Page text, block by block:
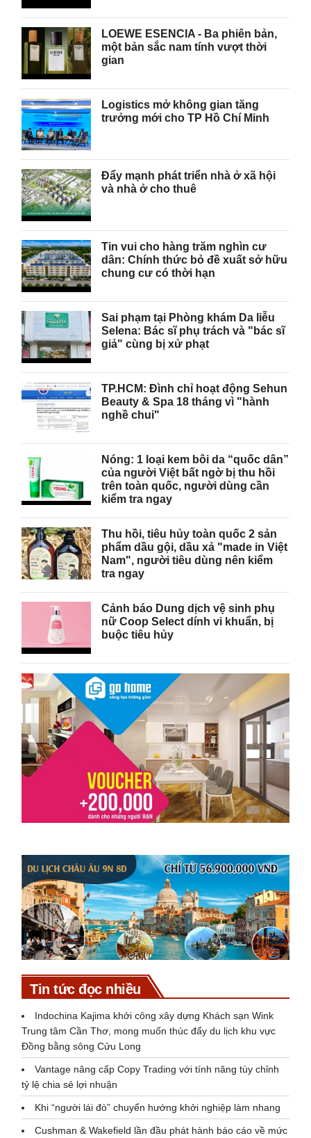
LOEWE ESENCIA - Ba phiên bản,
một bản sắc nam tính vượt thời
gian
Logistics mở không gian tăng
trưởng mới cho TP Hồ Chí Minh
Đẩy mạnh phát triển nhà ở xã hội
và nhà ở cho thuê
Tin vui cho hàng trăm nghìn cư
dân: Chính thức bỏ đề xuất sở hữu
chung cư có thời hạn
Sai phạm tại Phòng khám Da liễu
Selena: Bác sĩ phụ trách và "bác sĩ
giả" cùng bị xử phạt
TP.HCM: Đình chỉ hoạt động Sehun
Beauty & Spa 18 tháng vì "hành
nghề chui"
Nóng: 1 loại kem bôi da “quốc dân”
của người Việt bất ngờ bị thu hồi
trên toàn quốc, người dùng cần
kiểm tra ngay
Thu hồi, tiêu hủy toàn quốc 2 sản
phẩm dầu gội, dầu xả "made in Việt
Nam", người tiêu dùng nên kiểm
tra ngay
Cảnh báo Dung dịch vệ sinh phụ
nữ Coop Select dính vi khuẩn, bị
buộc tiêu hủy
Tin tức đọc nhiều
Indochina Kajima khởi công xây dựng Khách sạn Wink
Trung tâm Cần Thơ, mong muốn thúc đẩy du lịch khu vực
Đồng bằng sông Cửu Long
Vantage nâng cấp Copy Trading với tính năng tùy chỉnh
tỷ lệ chia sẻ lợi nhuận
Khi “người lái đò” chuyển hướng khởi nghiệp làm nhang
Cushman & Wakefield lần đầu phát hành báo cáo về mức